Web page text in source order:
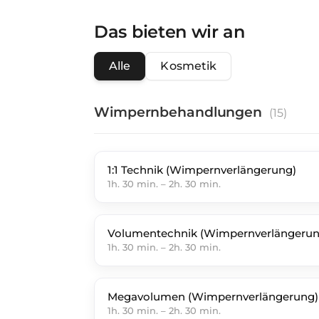
Das bieten wir an
Alle Kosmetik
Wimpernbehandlungen (15)
1:1 Technik (Wimpernverlängerung)
1h. 30 min. – 2h. 30 min.
Volumentechnik
1h. 30 min. – 2h. 30 min.
Megavolumen (Wimpernverlängerung)
1h. 30 min. – 2h. 30 min.